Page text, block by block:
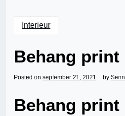
Interieur
Behang print
Posted on september 21, 2021 by Senn
Behang print